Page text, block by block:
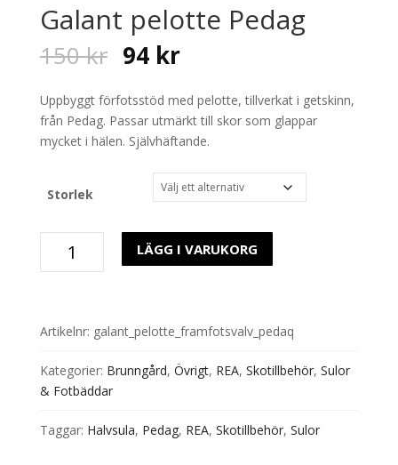
Galant pelotte Pedag
150kr Original
price
was:
150 kr.
94 krCurrent
is:
94 kr.
Uppbyggt förfotsstöd med pelotte, tillverkat i getskinn,
från Pedag. Passar utmärkt till skor som glappar
mycket i hälen. Självhäftande.
Storlek
pelotte
LÄGG I VARUKORG
Artikelnr: galant_pelotte_framfotsvalv_pedaq
Kategorier: Brunngård, Övrigt, REA, Skotillbehör, Sulor
& Fotbäddar
Taggar: Halvsula, Pedag, REA, Skotillbehör, Sulor